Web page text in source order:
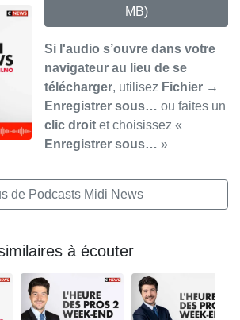
MB)
Si l'audio s’ouvre dans votre
navigateur au lieu de se
télécharger, utilisez Fichier →
Enregistrer sous… ou faites un
clic droit et choisissez «
Enregistrer sous… »
de Podcasts Midi News
à écouter